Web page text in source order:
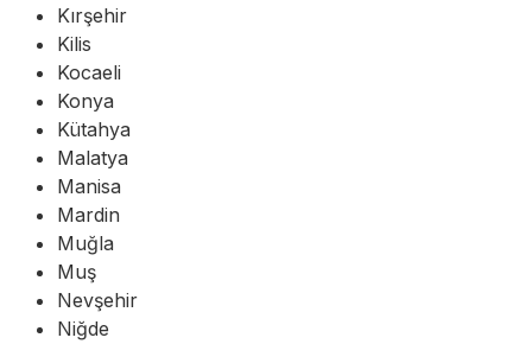
Kırşehir
Kilis
Kocaeli
Konya
Kütahya
Malatya
Manisa
Mardin
Muğla
Muş
Nevşehir
Niğde